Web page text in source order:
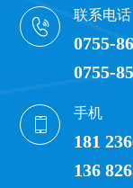
联系电话
0755-
0755-
手机
181
136